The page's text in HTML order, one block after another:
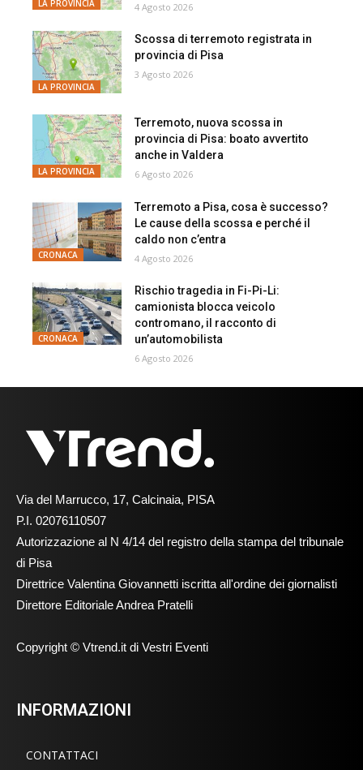
LA PROVINCIA 4 Agosto 2026
LA PROVINCIA
Scossa di terremoto registrata in
provincia di Pisa
3 Agosto 2026
LA PROVINCIA
Terremoto, nuova scossa in
provincia di Pisa: boato avvertito
anche in Valdera
6 Agosto 2026
CRONACA
Terremoto a Pisa, cosa è successo?
Le cause della scossa e perché il
caldo non c’entra
4 Agosto 2026
CRONACA
Rischio tragedia in Fi-Pi-Li:
camionista blocca veicolo
contromano, il racconto di
un’automobilista
6 Agosto 2026
Via del Marrucco, 17, Calcinaia, PISA
P.I. 02076110507
Autorizzazione al N 4/14 del registro della stampa del tribunale
di Pisa
Direttrice Valentina Giovannetti iscritta all'ordine dei giornalisti
Direttore Editoriale Andrea Pratelli
Copyright © Vtrend.it di Vestri Eventi
INFORMAZIONI
CONTATTACI